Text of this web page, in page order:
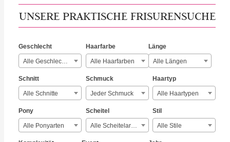
UNSERE PRAKTISCHE FRISURENSUCHE
Geschlecht
Alle Geschlechter
Haarfarbe
Alle Haarfarben
Länge
Alle Längen
Schnitt
Alle Schnitte
Schmuck
Jeder Schmuck
Haartyp
Alle Haartypen
Pony
Alle Ponyarten
Scheitel
Alle Scheitelarten
Stil
Alle Stile